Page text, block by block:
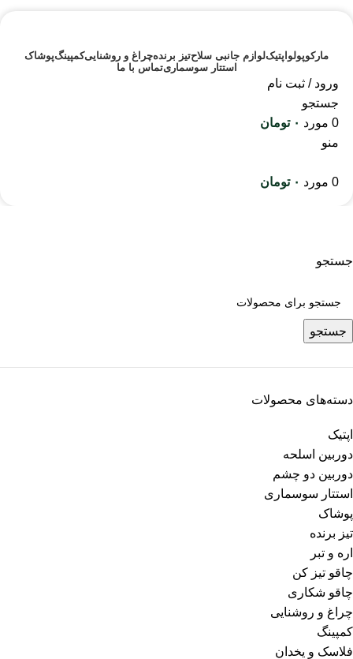
مارکوپولو اپتیکلوازم جانبی سلاحتیز برندهچراغ و روشناییکمپینگپوشاک
استتار سوسماریتماس با ما
ورود / ثبت نام
جستجو
0 مورد ۰ تومان
منو
0 مورد ۰ تومان
جستجو
جستجو
دسته‌های محصولات
اپتیک
دوربین اسلحه
دوربین دو چشم
استتار سوسماری
پوشاک
تیز برنده
اره و تبر
چاقو تیز کن
چاقو شکاری
چراغ و روشنایی
کمپینگ
فلاسک و یخدان